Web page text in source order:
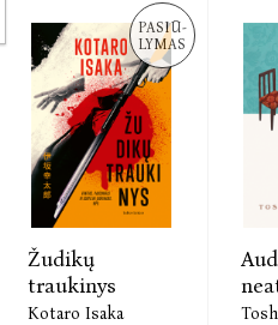
PASIŪ-
LYMAS
Žudikų
traukinys
Kotaro Isaka